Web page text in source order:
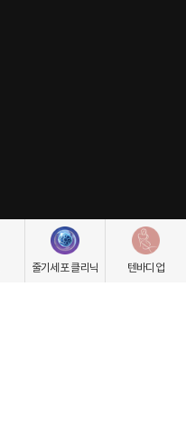
환자권리장전 비급여항목
줄기세포 클리닉 텐바디업